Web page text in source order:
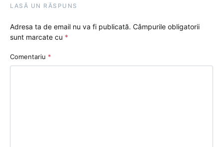
LASĂ UN RĂSPUNS
Adresa ta de email nu va fi publicată. Câmpurile obligatorii
sunt marcate cu *
Comentariu *